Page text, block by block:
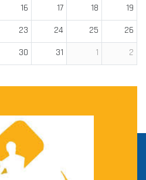
16 17 18
19
23 24 25
26
30 31 1 2